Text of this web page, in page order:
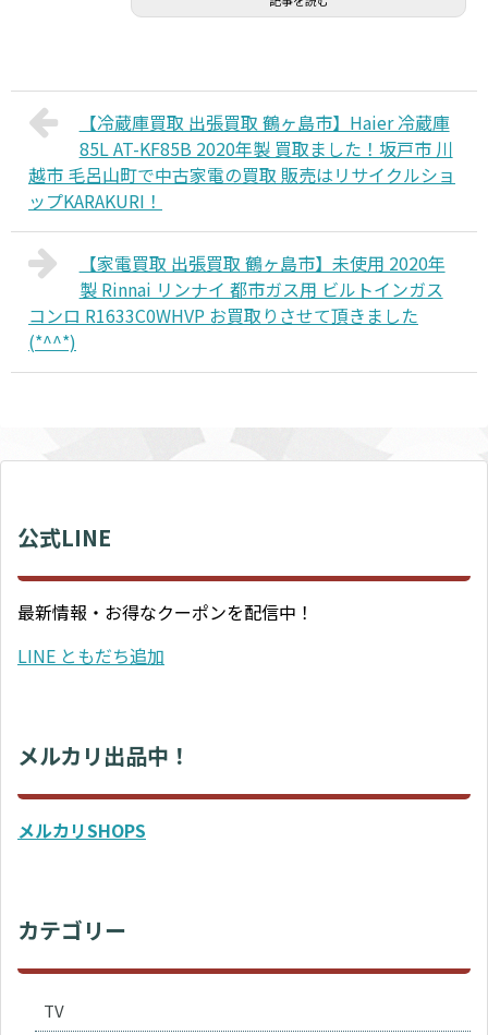
【冷蔵庫買取 出張買取 鶴ヶ島市】Haier 冷蔵庫
85L AT-KF85B 2020年製 買取ました！坂戸市 川
越市 毛呂山町で中古家電の買取 販売はリサイクルショ
ップKARAKURI！
【家電買取 出張買取 鶴ヶ島市】未使用 2020年
製 Rinnai リンナイ 都市ガス用 ビルトインガス
コンロ R1633C0WHVP お買取りさせて頂きました
(*^^*)
公式LINE
最新情報・お得なクーポンを配信中！
LINE ともだち追加
メルカリ出品中！
メルカリSHOPS
カテゴリー
TV